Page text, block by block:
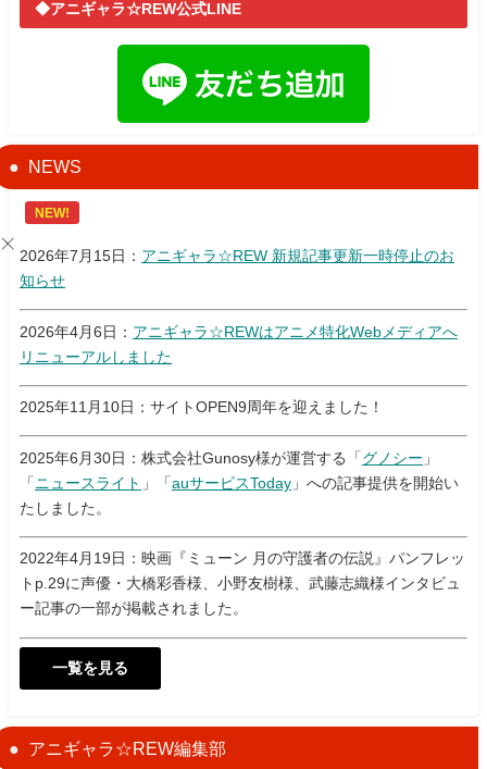
◆アニギャラ☆REW公式LINE
NEWS
NEW!
2026年7月15日： アニギャラ☆REW 新規記事更新一時停止のお
知らせ
2026年4月6日： アニギャラ☆REWはアニメ特化Webメディアへ
リニューアルしました
2025年11月10日：サイトOPEN9周年を迎えました！
2025年6月30日：株式会社Gunosy様が運営する「 グノシー 」
「 ニュースライト 」「auサービスToday 」への記事提供を開始い
たしました。
2022年4月19日：映画『ミューン 月の守護者の伝説』パンフレッ
トp.29に声優・大橋彩香様、小野友樹様、武藤志織様インタビュ
ー記事の一部が掲載されました。
一覧を見る
アニギャラ☆REW編集部